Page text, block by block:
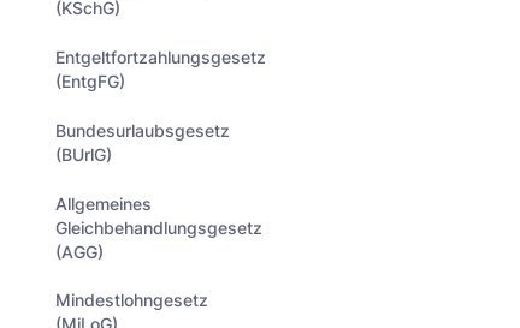
(KSchG)
Entgeltfortzahlungsgesetz
(EntgFG)
Bundesurlaubsgesetz
(BUrlG)
Allgemeines
Gleichbehandlungsgesetz
(AGG)
Mindestlohngesetz